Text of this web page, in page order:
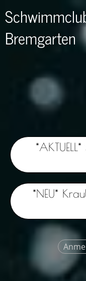
Bremgarten
*NEU*